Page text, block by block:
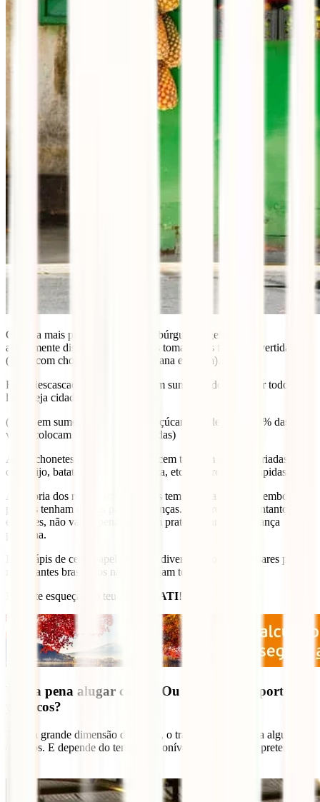
Comida mais prática – pizza, hambúrgueres, gelados – é
amplamente disponível, e às vezes toma novas formas divertidas
(pizza com chocolate, ou com banana e canela).
Fruta descascada, com casca ou em sumo, há de tudo, por todo o
lado, seja cidade, praia ou interior.
(Nota: em sumo, se não quiseres açúcar, tens de pedir. 99% das
vezes colocam umas boas colheradas)
As lanchonetes (cafézinhos) oferecem também sandes variadas, pão
de queijo, batatas ou mandioca frita, etc, para refeições rápidas.
A maioria dos restaurantes grandes tem uma cadeira alta, embora
poucos tenham menus para as crianças. As porções, no entanto, são
enormes, não vale a pena pedir um prato só para uma criança
pequena.
Leva lápis de cera, papel ou outro divertimento, se precisares pois os
restaurantes brasileiros não costumam ter.
E não te esqueças do teu
seguro IATI!
Vale a pena alugar carro? Ou utilizar transportes
públicos?
Dada a grande dimensão do Brasil, o transporte apresenta alguns
desafios. E depende do tempo disponível e do quanto se pretende